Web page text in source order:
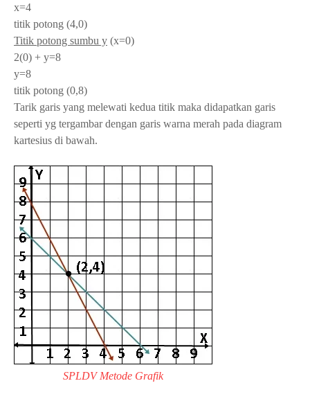
x=4
titik potong (4,0)
Titik potong sumbu y (x=0)
2(0) + y=8
y=8
titik potong (0,8)
Tarik garis yang melewati kedua titik maka didapatkan garis
seperti yg tergambar dengan garis warna merah pada diagram
kartesius di bawah.
SPLDV Metode Grafik